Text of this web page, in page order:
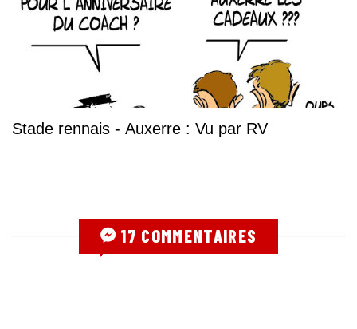
Stade rennais - Auxerre : Vu par RV
17 COMMENTAIRES